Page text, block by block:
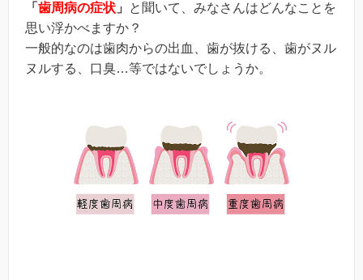
「 歯周病の症状 」
と聞いて、みなさんはどんなことを
思い浮かべますか？
一般的なのは歯肉からの出血、歯が抜ける、歯がヌル
ヌルする、口臭…等ではないでしょうか。